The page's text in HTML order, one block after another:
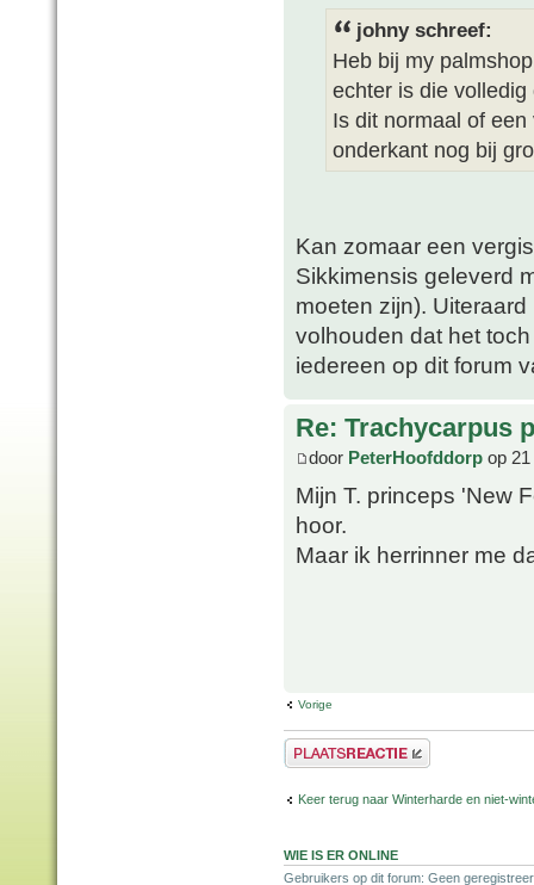
johny schreef:
Heb bij my
echter is die
Is dit normaal of
onderkant nog bij
Kan zomaar een
Sikkimensis geleverd
moeten zijn).
volhouden dat het
iedereen op dit forum
Re: Trachycarpus
door PeterHoofddorp op
Mijn T. princeps 'New
hoor.
Maar ik herrinner me
Vorige
Plaats een reactie
Keer terug naar Winterharde en niet-
WIE IS ER ONLINE
Gebruikers op dit forum: Geen